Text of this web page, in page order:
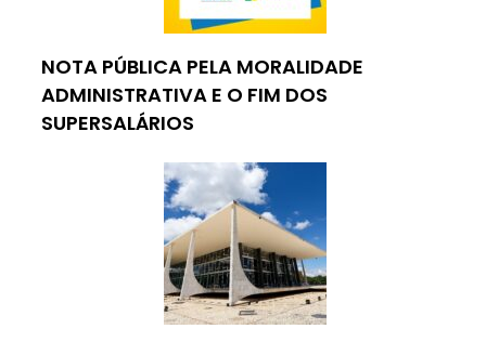
NOTA PÚBLICA PELA MORALIDADE
ADMINISTRATIVA E O FIM DOS
SUPERSALÁRIOS